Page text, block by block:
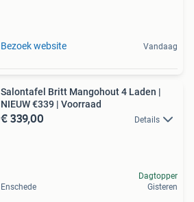
Bezoek website Vandaag
Salontafel Britt Mangohout 4 Laden |
NIEUW €339 | Voorraad
€ 339,00 Details
Enschede
Dagtopper
Gisteren